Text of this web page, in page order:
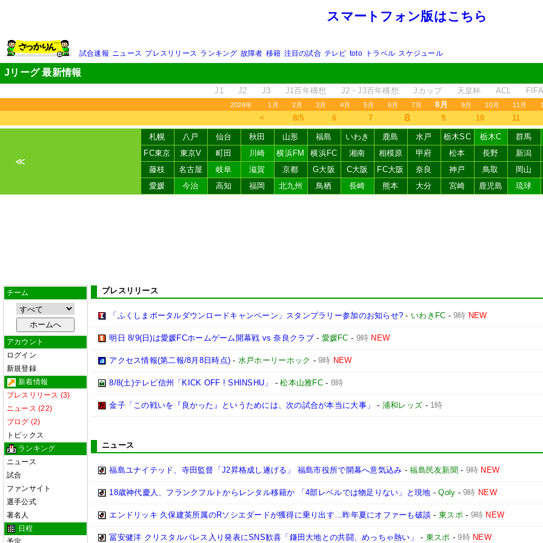
スマートフォン版はこちら
試合速報 ニュース プレスリリース ランキング 故障者 移籍 注目の試合 テレビ toto トラベル スケジュール
Jリーグ 最新情報
J1 J2 J3 J1百年構想 J2・J3百年構想 Jカップ 天皇杯 ACL
2026年 1月 2月 3月 4月 5月 6月 7月 8月 9月 10月 11月
＜ 8/5 6 7 8 9 10 11
≪
札幌 八戸 仙台 秋田 山形 福島 いわき 鹿島 水戸 栃木SC 栃木C
群馬
FC東京
東京V 町田 川崎 横浜FM 横浜FC 湘南 相模原 甲府 松本 長野
新潟
藤枝
名古屋 岐阜 滋賀 京都 G大阪 C大阪 FC大阪 奈良 神戸 鳥取
岡山
愛媛
今治 高知 福岡 北九州 鳥栖 長崎 熊本 大分 宮崎 鹿児島 琉球
チーム
アカウント
ログイン
新規登録
新着情報
プレスリリース (3)
ニュース (22)
ブログ (2)
トピックス
ランキング
ニュース
試合
ファンサイト
選手公式
著名人
日程
プレスリリース
「ふくしまポータルダウンロードキャンペーン」スタンプラリー参加のお知らせ? - いわきFC -9時 NEW
明日 8/9(日)は愛媛FCホームゲーム開幕戦 vs 奈良クラブ- 愛媛FC - 9時 NEW
アクセス情報(第二報/8月8日時点) - 水戸ホーリーホック -9時 NEW
8/8(土)テレビ信州「KICK OFF ! SHINSHU」 -松本山雅FC- 8時
金子「この戦いを『良かった』というためには、次の試合が本当に大事」 - 浦和レッズ - 1時
ニュース
福島ユナイテッド、寺田監督「J2昇格成し遂げる」 福島市役所で開幕へ意気込み -福島民友新聞 - 9時 NEW
18歳神代慶人、フランクフルトからレンタル移籍か 「4部レベルでは物足りない」と現地 -Qoly -9時 NEW
エンドリッキ 久保建英所属のRソシエダードが獲得に乗り出す…昨年夏にオファーも破談 -東スポ- 9時 NEW
冨安健洋 クリスタルパレス入り発表にSNS歓喜「鎌田大地との共闘、めっちゃ熱い」 - 東スポ -9時 NEW